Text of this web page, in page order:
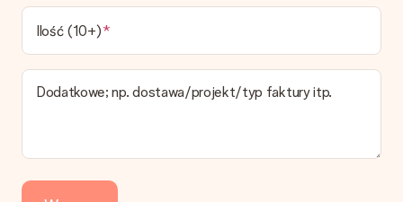
Jakie opcje dostawy mogę wybrać?
W koszyku zamówień mamy kilka opcji dostawy. Termin
pokazany na stronie produktu odnosi się do najtańszej i
najwolniejszej formy wysyłki.
Zapłata
Dotpay, karta kredytowa, lub przelew bankowy. W przypadku
dni przedłużenia dostawy - kwota musi zostać zaksięgowana,
Ilość (10+)
Dodatkowe; np. dostawa/projekt/typ faktury itp.